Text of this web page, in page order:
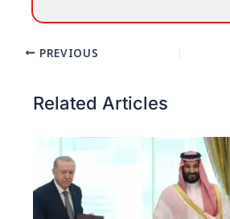
PREVIOUS
Related Articles